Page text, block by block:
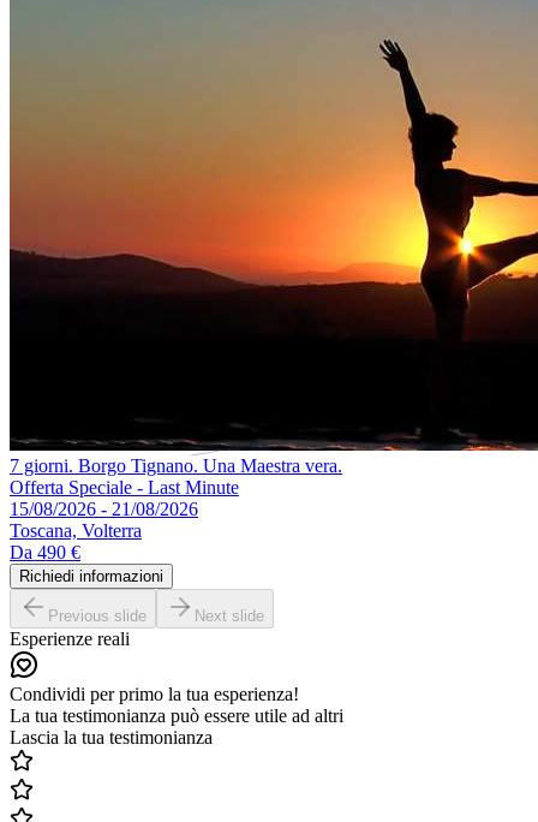
7 giorni. Borgo Tignano. Una Maestra vera.
Offerta Speciale - Last Minute
15/08/2026 - 21/08/2026
Toscana, Volterra
Da 490 €
Richiedi informazioni
Previous slide Next slide
Esperienze reali
Condividi per primo la tua esperienza!
La tua testimonianza può essere utile ad altri
Lascia la tua testimonianza